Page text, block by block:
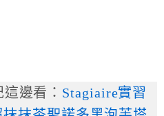
邊看： Stagiaire實習